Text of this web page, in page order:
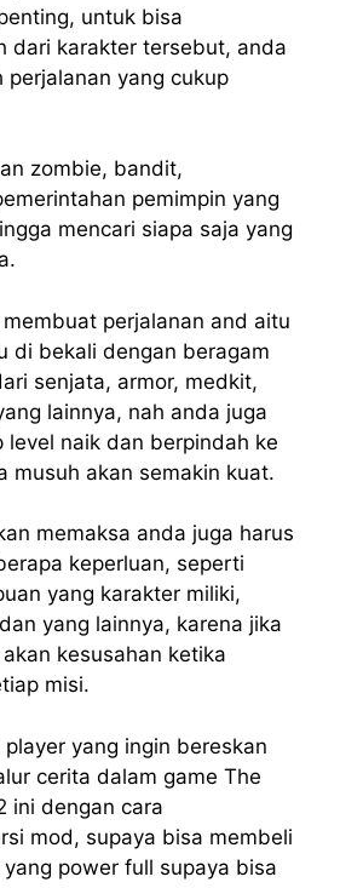
untuk bisa
dari karakter tersebut, anda
perjalanan yang cukup
zombie, bandit,
pemimpin yang
mencari siapa saja yang
perjalanan and aitu
di bekali dengan beragam
senjata, armor, medkit,
lainnya, nah anda juga
level naik dan berpindah ke
musuh akan semakin kuat.
memaksa anda juga harus
keperluan, seperti
yang karakter miliki,
yang lainnya, karena jika
kesusahan ketika
misi.
yang ingin bereskan
cerita dalam game The
ini dengan cara
mod, supaya bisa membeli
power full supaya bisa